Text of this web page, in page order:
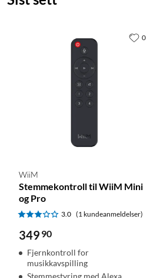
WiiM
Stemmekontroll til WiiM Mini
og Pro
3.0 (1 kundeanmeldelser)
349 90
Fjernkontroll for
musikkavspilling
0